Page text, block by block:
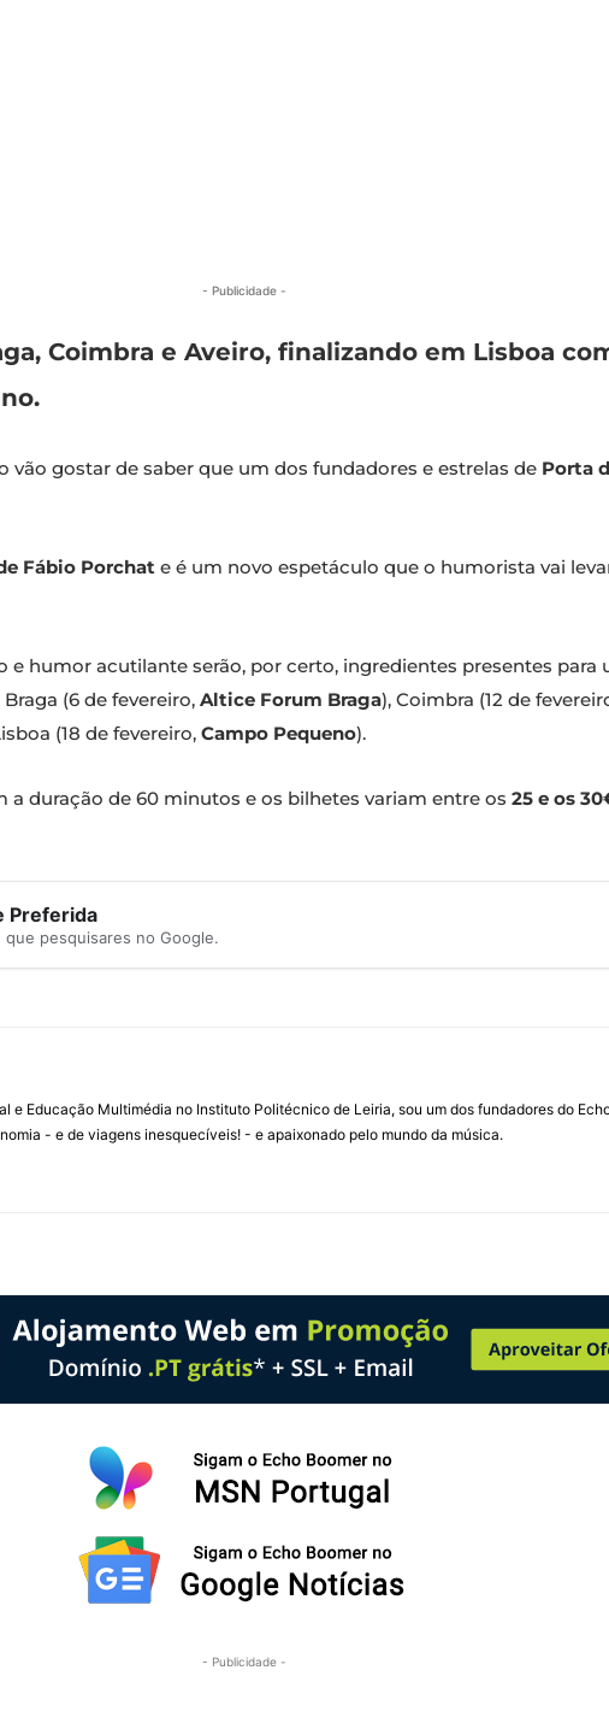
- Publicidade -
Coimbra e Aveiro, finalizando em Lisboa
vão gostar de saber que um dos fundadores e estrelas de Porta
Fábio Porchat e é um novo espetáculo que o humorista vai
e humor acutilante serão, por certo, ingredientes presentes para
Braga (6 de fevereiro, Altice Forum Braga), Coimbra (12 de
(18 de fevereiro, Campo Pequeno).
a duração de 60 minutos e os bilhetes variam entre os 25 e os
Preferida
pesquisares no Google.
e Educação Multimédia no Instituto Politécnico de Leiria, sou um dos fundadores do
- e de viagens inesquecíveis! - e apaixonado pelo mundo da música.
- Publicidade -